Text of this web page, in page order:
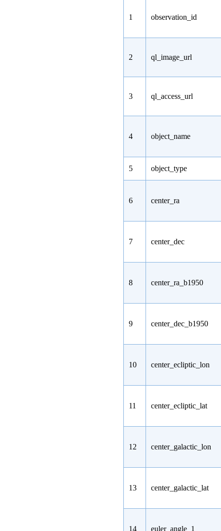
1 observation_id
2 ql_image_url
3 ql_access_url
4 object_name
5 object_type
6 center_ra
7 center_dec
8 center_ra_b1950
9 center_dec_b1950
10 center_ecliptic_lon
11 center_ecliptic_lat
12 center_galactic_lon
13 center_galactic_lat
14 euler_angle_1